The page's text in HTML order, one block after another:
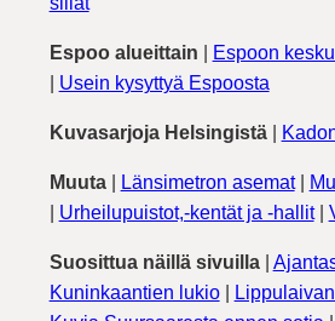
Espoo alueittain Espoon
Usein kysyttyä Espoosta
Kuvasarjoja Helsingistä|
Muuta| Länsimetron asemat|
Urheilupuistot,-kentät ja -hallit|
Suosittua näillä sivuilla|
Kuninkaantien lukio|